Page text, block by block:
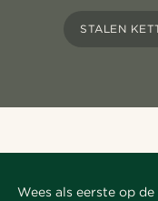
STALEN
Wees als eerste op